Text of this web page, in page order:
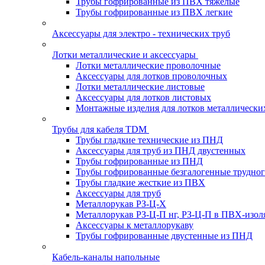
Трубы гофрированные из ПВХ легкие
Аксессуары для электро - технических труб
Лотки металлические и аксессуары
Лотки металлические проволочные
Аксессуары для лотков проволочных
Лотки металлические листовые
Аксессуары для лотков листовых
Монтажные изделия для лотков
Трубы для кабеля TDM
Трубы гладкие технические из ПНД
Аксессуары для труб из ПНД двустенных
Трубы гофрированные из ПНД
Трубы гофрированные безгалогенные
Трубы гладкие жесткие из ПВХ
Аксессуары для труб
Металлорукав РЗ-Ц-Х
Металлорукав РЗ-Ц-П нг, РЗ-Ц-П в ПВХ-
Аксессуары к металлорукаву
Трубы гофрированные двустенные из ПНД
Кабель-каналы напольные